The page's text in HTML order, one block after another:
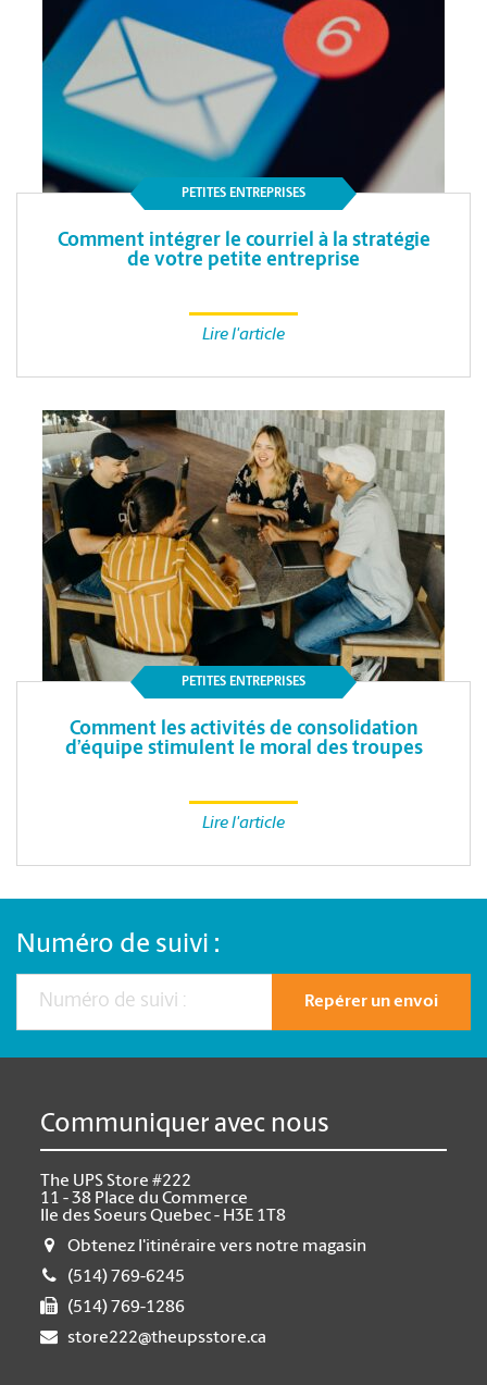
PETITES ENTREPRISES
Comment intégrer le courriel à la stratégie
de votre petite entreprise
Lire l'article
PETITES ENTREPRISES
Comment les activités de consolidation
d’équipe stimulent le moral des troupes
Lire l'article
Numéro de suivi :
Repérer un envoi
Communiquer avec nous
The UPS Store #222
11 - 38 Place du Commerce
Ile des Soeurs Quebec - H3E 1T8
Obtenez l'itinéraire vers notre magasin
(514) 769-6245
(514) 769-1286
store222@theupsstore.ca